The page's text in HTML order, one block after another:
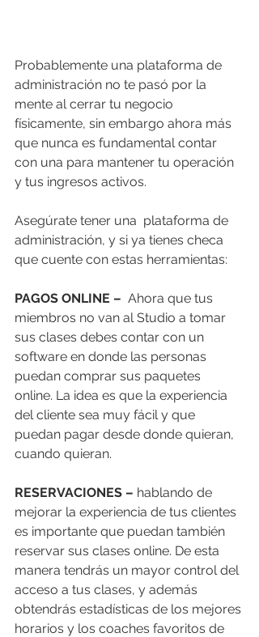
Probablemente una plataforma de
administración no te pasó por la
mente al cerrar tu negocio
físicamente, sin embargo ahora más
que nunca es fundamental contar
con una para mantener tu operación
y tus ingresos activos.
Asegúrate tener una  plataforma de
administración, y si ya tienes checa
que cuente con estas herramientas:
PAGOS ONLINE – Ahora que tus
miembros no van al Studio a tomar
sus clases debes contar con un
software en donde las personas
puedan comprar sus paquetes
online. La idea es que la experiencia
del cliente sea muy fácil y que
puedan pagar desde donde quieran,
cuando quieran.
RESERVACIONES – hablando de
mejorar la experiencia de tus clientes
es importante que puedan también
reservar sus clases online. De esta
manera tendrás un mayor control del
acceso a tus clases, y además
obtendrás estadísticas de los mejores
horarios y los coaches favoritos de